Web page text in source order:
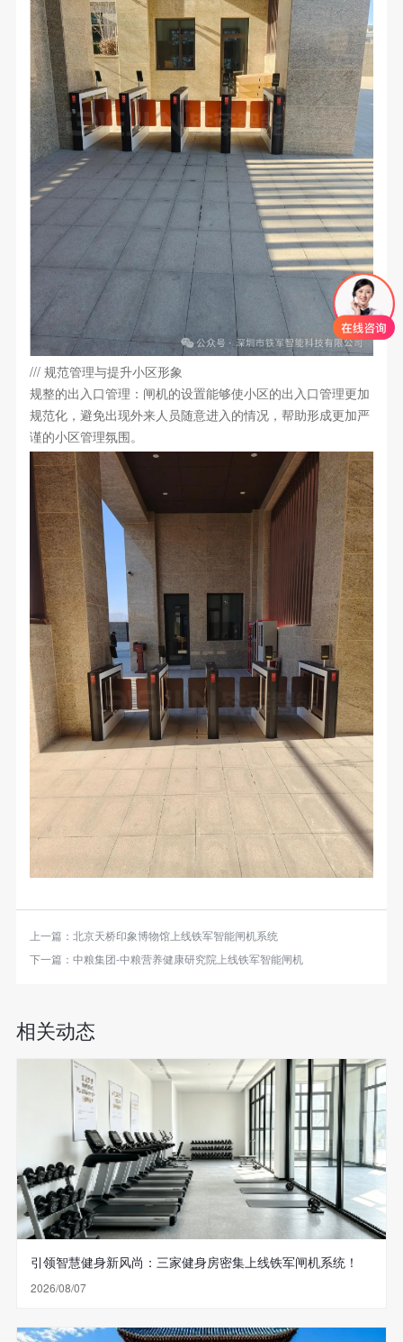
/// 规范管理与提升小区形象
规整的出入口管理：闸机的设置能够使小区的出入口管理更加
规范化，避免出现外来人员随意进入的情况，帮助形成更加严
谨的小区管理氛围。
上一篇： 北京天桥印象博物馆上线铁军智能闸机系统
下一篇： 中粮集团-中粮营养健康研究院上线铁军智能闸机
相关动态
引领智慧健身新风尚：三家健身房密集上线铁军闸机系统！
2026/08/07